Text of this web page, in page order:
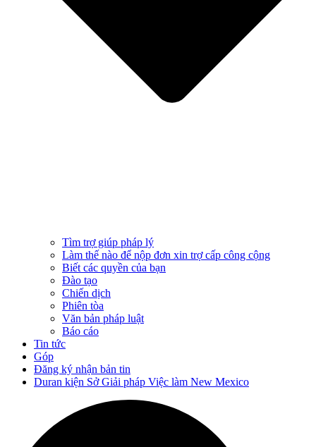
Tìm trợ giúp pháp lý
Làm thế nào để nộp đơn xin trợ cấp công cộng
Biết các quyền của bạn
Đào tạo
Chiến dịch
Phiên tòa
Văn bản pháp luật
Báo cáo
Tin tức
Góp
Đăng ký nhận bản tin
Duran kiện Sở Giải pháp Việc làm New Mexico